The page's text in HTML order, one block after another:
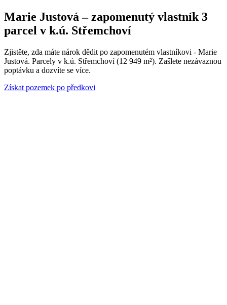
Marie Justová – zapomenutý vlastník 3
parcel v k.ú. Střemchoví
Zjistěte, zda máte nárok dědit po zapomenutém vlastníkovi - Marie
Justová. Parcely v k.ú. Střemchoví (12 949 m²). Zašlete nezávaznou
poptávku a dozvíte se více.
Získat pozemek po předkovi